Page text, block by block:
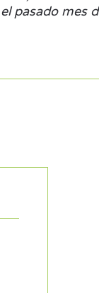
pasado mes